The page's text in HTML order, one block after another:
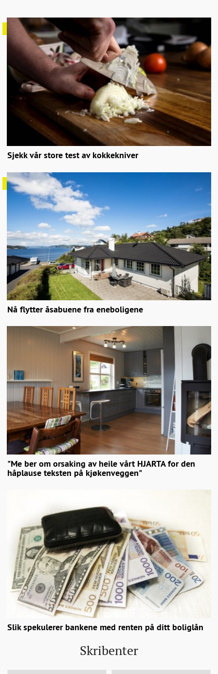
Sjekk vår store test av kokkekniver
Nå flytter åsabuene fra eneboligene
"Me ber om orsaking av heile vårt HJARTA for den
håplause teksten på kjøkenveggen"
Slik spekulerer bankene med renten på ditt boliglån
Skribenter